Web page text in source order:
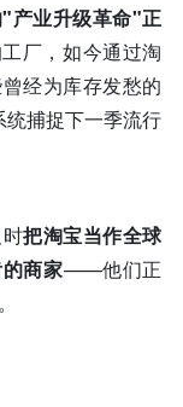
产业升级革命"正
厂，如今通过淘
经为库存发愁的
统捕捉下一季流行
把淘宝当作全球
商家——他们正